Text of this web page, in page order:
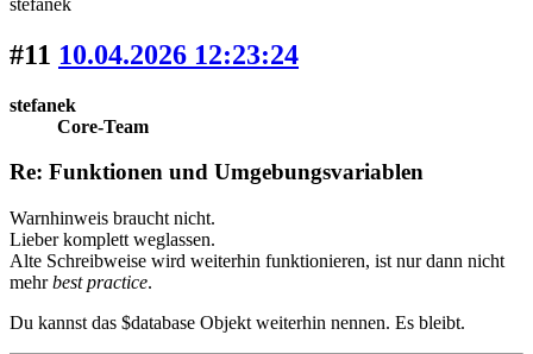
#11 10.04.2026 12:23:24
stefanek
Core-Team
Re: Funktionen und Umgebungsvariablen
Warnhinweis braucht nicht.
Lieber komplett weglassen.
Alte Schreibweise wird weiterhin funktionieren, ist nur dann nicht
mehrbest practice.
Du kannst das $database Objekt weiterhin nennen. Es bleibt.